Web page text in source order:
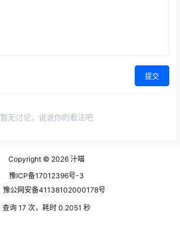
提交
暂无讨论，说说你的看法吧
Copyright © 2026 汁喵
豫ICP备17012396号-3
豫公网安备41138102000178号
查询 17 次，耗时 0.2051 秒